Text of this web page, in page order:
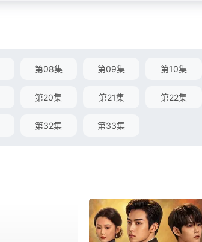
第08集 第09集 第10集
第20集 第21集 第22集
第32集 第33集